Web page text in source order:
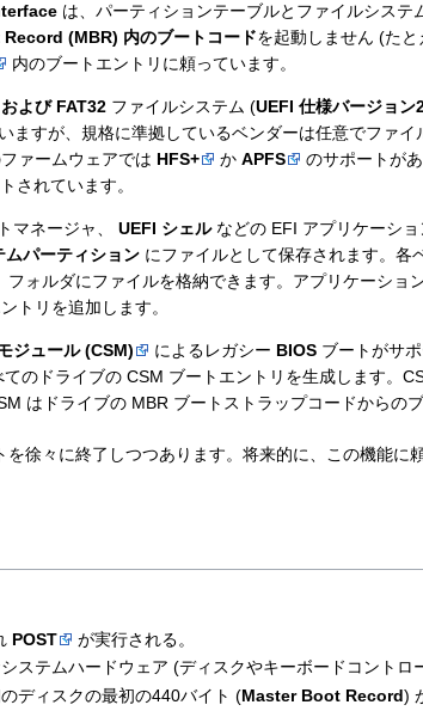
は、パーティションテーブルとファイルシステ
(MBR) 内のブートコードを起動しません (た
内のブートエントリに頼っています。
よび FAT32 ファイルシステム (UEFI 仕様バージョ
ますが、規格に準拠しているベンダーは任意でファイ
ァームウェアでは HFS+ か APFS
のサポートが
されています。
マネージャ、 UEFI シェルなどの EFI アプリケーシ
ムパーティション にファイルとして保存されます。各
フォルダにファイルを格納できます。アプリケーショ
トリを追加します。
ジュール (CSM) によるレガシー BIOS ブートがサ
のドライブの CSM ブートエントリを生成します。
はドライブの MBR ブートストラップコードからのブ
を徐々に終了しつつあります。将来的に、この機能に
POST
が実行される。
ステムハードウェア (ディスクやキーボードコントロ
ディスクの最初の440バイト (Master Boot Record)